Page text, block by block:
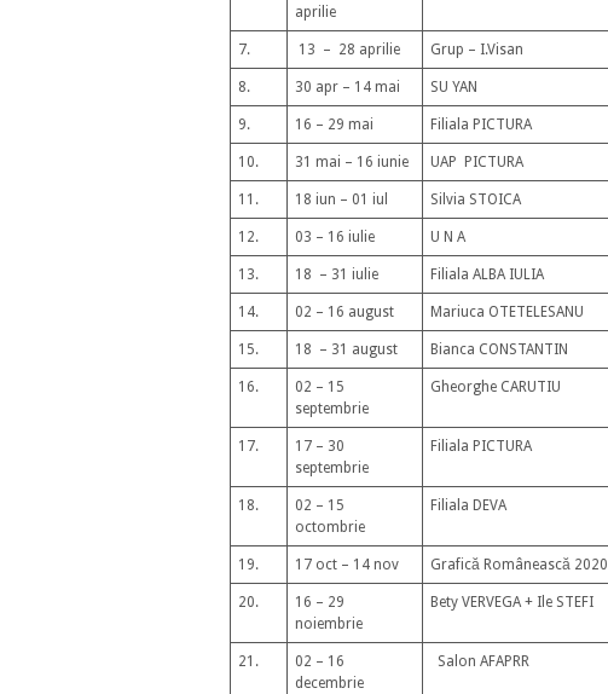
aprilie
7. 13 – 28 aprilie Grup – I.Visan
8. 30 apr – 14 mai SU YAN
9. 16 – 29 mai Filiala PICTURA
10. 31 mai – 16 iunie UAP PICTURA
11. 18 iun – 01 iul Silvia STOICA
12. 03 – 16 iulie U N A
13. 18 – 31 iulie Filiala ALBA IULIA
14. 02 – 16 august Mariuca OTETELESANU
15. 18 – 31 august Bianca CONSTANTIN
16.
02 – 15
septembrie
Gheorghe CARUTIU
17.
17 – 30
septembrie
Filiala PICTURA
18.
02 – 15
octombrie
Filiala DEVA
19. 17 oct – 14 nov Grafică Românească 2020
20.
16 – 29
noiembrie
Bety VERVEGA + Ile STEFI
21.
02 – 16
decembrie
Salon AFAPRR